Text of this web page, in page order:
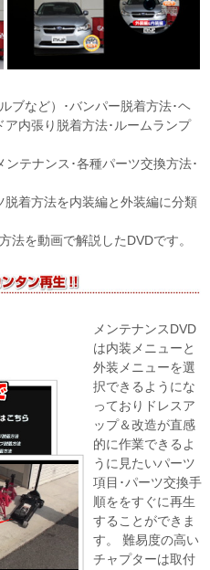
ブなど）･バンパー脱着方法･ヘ
内張り脱着方法･ルームランプ
テナンス･各種パーツ交換方法･
着方法を内装編と外装編に分類
法を動画で解説したDVDです。
メンテナンスDVD
は内装メニューと
外装メニューを選
択できるようにな
っておりドレスア
ップ＆改造が直感
的に作業できるよ
うに見たいパーツ
項目･パーツ交換手
順ををすぐに再生
することができま
す。 難易度の高い
チャプターは取付